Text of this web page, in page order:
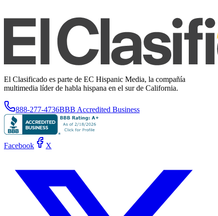
El Clasificado es parte de EC Hispanic Media, la compañía
multimedia líder de habla hispana en el sur de California.
888-277-4736BBB Accredited Business
Facebook X